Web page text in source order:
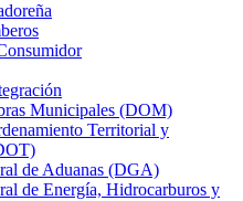
Municipales (DOM)
Territorial y
de Aduanas (DGA)
de Energía, Hidrocarburos y